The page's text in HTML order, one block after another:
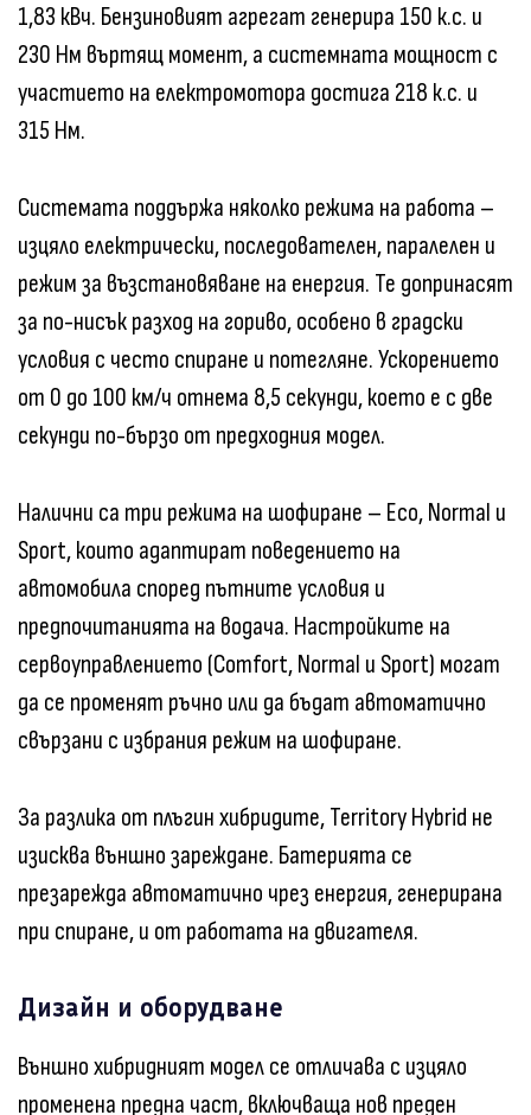
1,83 кВч. Бензиновият агрегат генерира 150 к.с. и
230 Нм въртящ момент, а системната мощност с
участието на електромотора достига 218 к.с. и
315 Нм.
Системата поддържа няколко режима на работа –
изцяло електрически, последователен, паралелен и
режим за възстановяване на енергия. Те допринасят
за по-нисък разход на гориво, особено в градски
условия с често спиране и потегляне. Ускорението
от 0 до 100 км/ч отнема 8,5 секунди, което е с две
секунди по-бързо от предходния модел.
Налични са три режима на шофиране – Eco, Normal и
Sport, които адаптират поведението на
автомобила според пътните условия и
предпочитанията на водача. Настройките на
сервоуправлението (Comfort, Normal и Sport) могат
да се променят ръчно или да бъдат автоматично
свързани с избрания режим на шофиране.
За разлика от плъгин хибридите, Territory Hybrid не
изисква външно зареждане. Батерията се
презарежда автоматично чрез енергия, генерирана
при спиране, и от работата на двигателя.
Дизайн и оборудване
Външно хибридният модел се отличава с изцяло
променена предна част, включваща нов преден